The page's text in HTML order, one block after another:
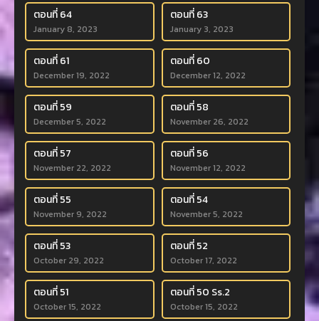
ตอนที่ 64
January 8, 2023
ตอนที่ 63
January 3, 2023
ตอนที่ 61
December 19, 2022
ตอนที่ 60
December 12, 2022
ตอนที่ 59
December 5, 2022
ตอนที่ 58
November 26, 2022
ตอนที่ 57
November 22, 2022
ตอนที่ 56
November 12, 2022
ตอนที่ 55
November 9, 2022
ตอนที่ 54
November 5, 2022
ตอนที่ 53
October 29, 2022
ตอนที่ 52
October 17, 2022
ตอนที่ 51
October 15, 2022
ตอนที่ 50 Ss.2
October 15, 2022